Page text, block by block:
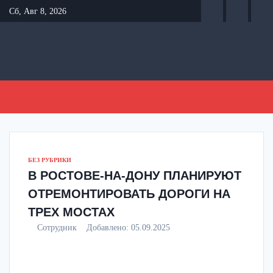
Перейти
к
Сб, Авг 8, 2026
БЕЗ РУБРИКИ
В РОСТОВЕ-НА-ДОНУ ПЛАНИРУЮТ
ОТРЕМОНТИРОВАТЬ ДОРОГИ НА
ТРЕХ МОСТАХ
Сотрудник Добавлено: 05.09.2025